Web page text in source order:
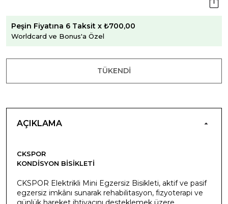
Peşin Fiyatına 6 Taksit x ₺700,00
Worldcard ve Bonus'a Özel
TÜKENDI
AÇIKLAMA
CKSPOR
KONDISYON BISIKLETI
CKSPOR Elektrikli Mini Egzersiz Bisikleti, aktif ve pasif
egzersiz imkânı sunarak rehabilitasyon, fizyoterapi ve